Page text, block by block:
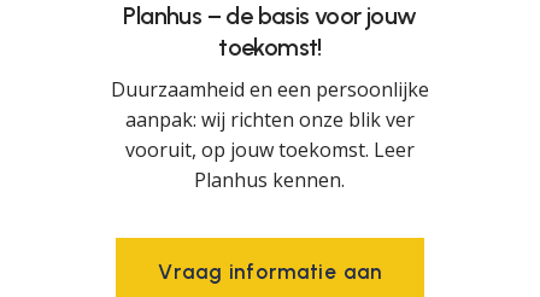
Planhus – de basis voor jouw
toekomst!
Duurzaamheid en een persoonlijke
aanpak: wij richten onze blik ver
vooruit, op jouw toekomst. Leer
Planhus kennen.
Vraag informatie aan